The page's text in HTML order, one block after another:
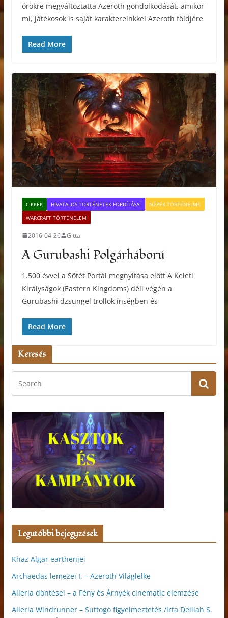
örökre megváltoztatta Azeroth gondolkodását, amikor
mi, játékosok is saját karaktereinkkel Azeroth földjére
Read More
CIKKEK HIVATALOS TÖRTÉNETEK FORDÍTÁSAI
NÉPEK TÖRTÉNELME
WARCRAFT TÖRTÉNELEM
2016-04-26 Gitta
A Gurubashi Polgárháború
1.500 évvel a Sötét Portál megnyitása előtt A Keleti
Királyságok (Eastern Kingdoms) déli végén a
Gurubashi dzsungel trollok ínségben és
Read More
Keresés
Legutóbbi bejegyzések
Khaz Algar earthenjei
Archaedas lemezei I. – Azeroth Világlelke
Alleria döntései – a Fény és Árnyék cinematic elemzése
Alleria Windrunner – Suttogó figyelmeztetés /írta Delilah S.